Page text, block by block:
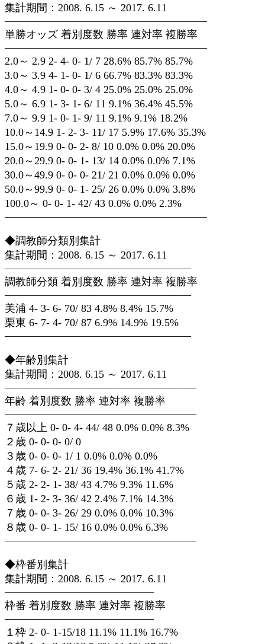
集計期間：2008. 6.15 ～ 2017. 6.11
———————————————————
単勝オッズ 着別度数 勝率 連対率 複勝率
———————————————————
2.0～ 2.9 2- 4- 0- 1/ 7 28.6% 85.7% 85.7%
3.0～ 3.9 4- 1- 0- 1/ 6 66.7% 83.3% 83.3%
4.0～ 4.9 1- 0- 0- 3/ 4 25.0% 25.0% 25.0%
5.0～ 6.9 1- 3- 1- 6/ 11 9.1% 36.4% 45.5%
7.0～ 9.9 1- 0- 1- 9/ 11 9.1% 9.1% 18.2%
10.0～14.9 1- 2- 3- 11/ 17 5.9% 17.6% 35.3%
15.0～19.9 0- 0- 2- 8/ 10 0.0% 0.0% 20.0%
20.0～29.9 0- 0- 1- 13/ 14 0.0% 0.0% 7.1%
30.0～49.9 0- 0- 0- 21/ 21 0.0% 0.0% 0.0%
50.0～99.9 0- 0- 1- 25/ 26 0.0% 0.0% 3.8%
100.0～ 0- 0- 1- 42/ 43 0.0% 0.0% 2.3%
———————————————————
◆調教師分類別集計
集計期間：2008. 6.15 ～ 2017. 6.11
—————————————————–
調教師分類 着別度数 勝率 連対率 複勝率
—————————————————–
美浦 4- 3- 6- 70/ 83 4.8% 8.4% 15.7%
栗東 6- 7- 4- 70/ 87 6.9% 14.9% 19.5%
—————————————————–
◆年齢別集計
集計期間：2008. 6.15 ～ 2017. 6.11
——————————————————
年齢 着別度数 勝率 連対率 複勝率
——————————————————
７歳以上 0- 0- 4- 44/ 48 0.0% 0.0% 8.3%
２歳 0- 0- 0- 0/ 0
３歳 0- 0- 0- 1/ 1 0.0% 0.0% 0.0%
４歳 7- 6- 2- 21/ 36 19.4% 36.1% 41.7%
５歳 2- 2- 1- 38/ 43 4.7% 9.3% 11.6%
６歳 1- 2- 3- 36/ 42 2.4% 7.1% 14.3%
７歳 0- 0- 3- 26/ 29 0.0% 0.0% 10.3%
８歳 0- 0- 1- 15/ 16 0.0% 0.0% 6.3%
——————————————————
◆枠番別集計
集計期間：2008. 6.15 ～ 2017. 6.11
——————————————
枠番 着別度数 勝率 連対率 複勝率
——————————————
１枠 2- 0- 1-15/18 11.1% 11.1% 16.7%